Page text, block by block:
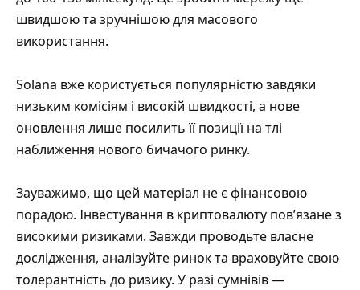
швидшою та зручнішою для масового
використання.
Solana вже користується популярністю завдяки
низьким комісіям і високій швидкості, а нове
оновлення лише посилить її позиції на тлі
наближення нового бичачого ринку.
Зауважимо, що цей матеріал не є фінансовою
порадою. Інвестування в криптовалюту пов’язане з
високими ризиками. Завжди проводьте власне
дослідження, аналізуйте ринок та враховуйте свою
толерантність до ризику. У разі сумнівів —